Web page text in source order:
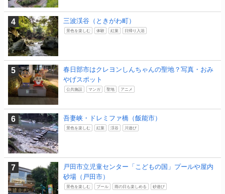
三波渓谷（ときがわ町）
景色を楽しむ 体験 紅葉 日帰り入浴
春日部市はクレヨンしんちゃんの聖地？写真・おみ
やげスポット
公共施設 マンガ 聖地 アニメ
吾妻峡・ドレミファ橋（飯能市）
景色を楽しむ 紅葉 渓谷 川遊び
戸田市立児童センター「こどもの国」プールや屋内
砂場（戸田市）
景色を楽しむ プール 雨の日も楽しめる 砂遊び